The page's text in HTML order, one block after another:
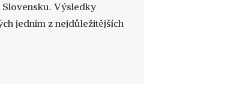
Slovensku. Výsledky
jedním z nejdůležitějších